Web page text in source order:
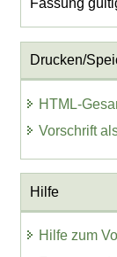
Fassung
Drucken/
HTML-
Vorschrift
Hilfe
Hilfe zum